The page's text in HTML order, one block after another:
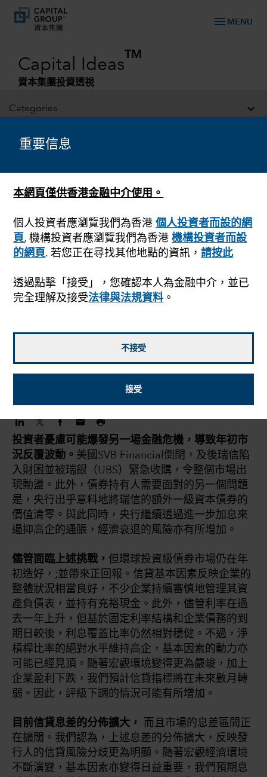
重要信息
本網頁僅供香港金融中介使用。
個人投資者應瀏覽我們為香港個人投資者而設的網
頁, 機構投資者應瀏覽我們為香港機構投資者而設
的網頁. 若您正在尋找其他地點的資訊，請按此
透過點擊「接受」，您確認本人為金融中介，並已
完全理解及接受法律與法規資料。
不接受
接受
menu MENU
Capital Ideas
TM
資本集團投資透視
Categories
固定收益
差的分散擴大，為主動
投資者憂慮可能爆發另一場金融危機，導致年初市
況反覆波動。 美國SVB Financial倒閉，及後瑞信陷
入財困並被瑞銀（UBS）緊急收購，令整個市場出
現動盪。此外，債券持有人需要面對的另一個問題
是，央行出乎意料地將瑞信的額外一級資本債券的
價值清零。與此同時，央行繼續透過進一步加息來
遏抑高企的通脹，經濟衰退的風險亦有所增加。
儘管面臨上述挑戰， 但環球投資級債券市場仍在年
初造好，;並帶來正回報。信貸基本因素反映企業的
整體狀況相當良好，不少企業持續審慎地管理其資
產負債表，並持有充裕現金。此外，儘管利率在過
去一年上升，但基於固定利率結構和企業債務的到
期日較後，利息覆蓋比率仍然相對穩健。不過，淨
槓桿比率的絕對水平維持高企，基本因素的動力亦
可能已經見頂。隨著宏觀環境變得更為嚴峻，加上
企業盈利下跌，我們預計信貸指標將在未來數月轉
弱。因此，評級下調的情況可能有所增加。
目前信貸息差的分佈擴大，
而且市場的息差區間正
在擴闊。我們認為，上述息差的分佈擴大，反映發
行人的信貸風險分歧更為明顯。隨著宏觀經濟環境
不斷演變，基本因素亦變得日益重要，我們預期息